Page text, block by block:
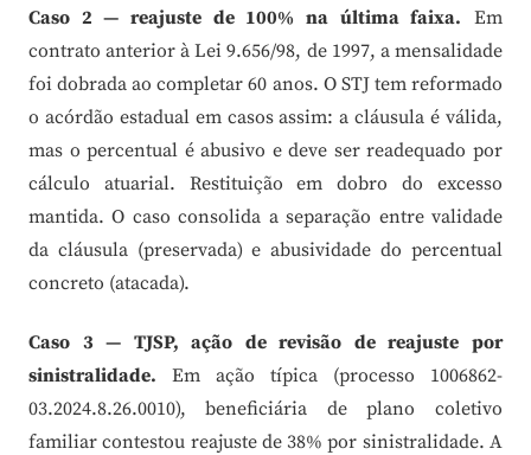
Caso 2 — reajuste de 100% na última faixa. Em
contrato anterior à Lei 9.656/98, de 1997, a mensalidade
foi dobrada ao completar 60 anos. O STJ tem reformado
o acórdão estadual em casos assim: a cláusula é válida,
mas o percentual é abusivo e deve ser readequado por
cálculo atuarial. Restituição em dobro do excesso
mantida. O caso consolida a separação entre validade
da cláusula (preservada) e abusividade do percentual
concreto (atacada).
Caso 3 — TJSP, ação de revisão de reajuste por
sinistralidade. Em ação típica (processo 1006862-
03.2024.8.26.0010), beneficiária de plano coletivo
familiar contestou reajuste de 38% por sinistralidade. A